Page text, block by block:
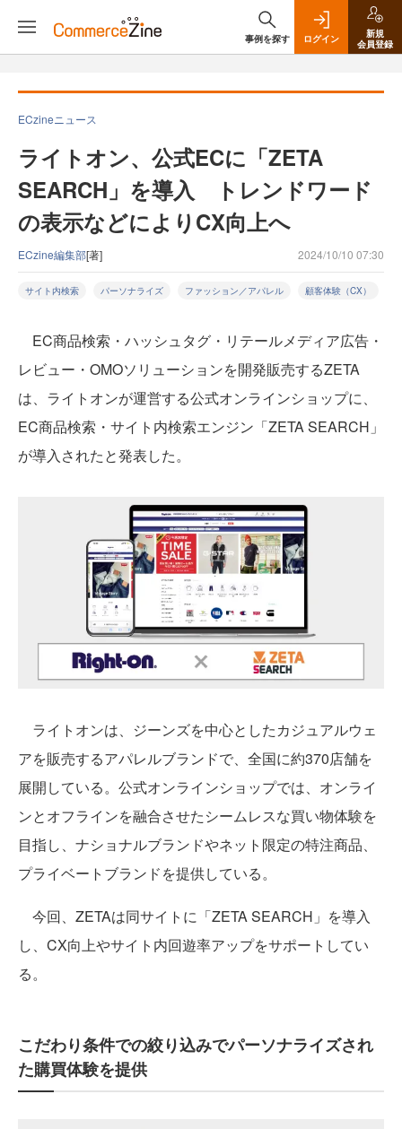
事例を探す ログイン
新規
会員登録
ECzineニュース
ライトオン、公式ECに「ZETA
SEARCH」を導入 トレンドワード
の表示などによりCX向上へ
ECzine編集部[著] 2024/10/10 07:30
サイト内検索 パーソナライズ ファッション／アパレル 顧客体験（CX）
EC商品検索・ハッシュタグ・リテールメディア広告・
レビュー・OMOソリューションを開発販売するZETA
は、ライトオンが運営する公式オンラインショップに、
EC商品検索・サイト内検索エンジン「ZETA SEARCH」
が導入されたと発表した。
ライトオンは、ジーンズを中心としたカジュアルウェ
アを販売するアパレルブランドで、全国に約370店舗を
展開している。公式オンラインショップでは、オンライ
ンとオフラインを融合させたシームレスな買い物体験を
目指し、ナショナルブランドやネット限定の特注商品、
プライベートブランドを提供している。
今回、ZETAは同サイトに「ZETA SEARCH」を導入
し、CX向上やサイト内回遊率アップをサポートしてい
る。
こだわり条件での絞り込みでパーソナライズされ
た購買体験を提供